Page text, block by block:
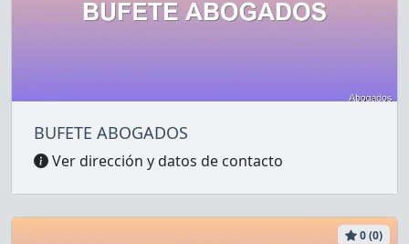
BUFETE ABOGADOS
Ver dirección y datos de contacto
0 (0)